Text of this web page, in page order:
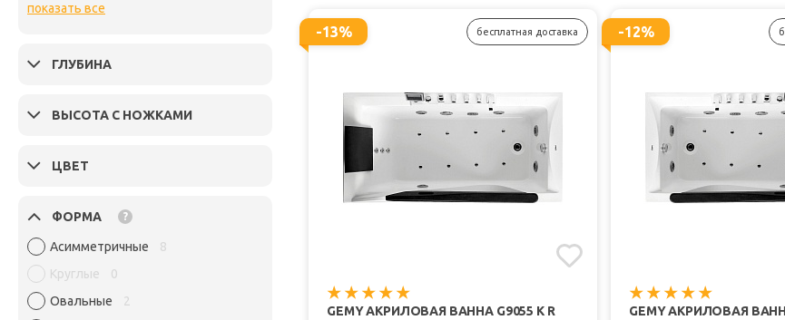
показать все
ГЛУБИНА
ВЫСОТА С НОЖКАМИ
ЦВЕТ
ФОРМА ?
Асимметричные
8
Круглые
0
Овальные
2
-13% бесплатная доставка
GEMY АКРИЛОВАЯ ВАННА G9055 K R
-12%
GEMY АКРИЛОВАЯ